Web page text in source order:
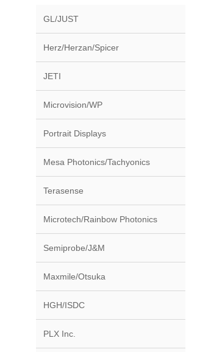
GL/JUST
Herz/Herzan/Spicer
JETI
Microvision/WP
Portrait Displays
Mesa Photonics/Tachyonics
Terasense
Microtech/Rainbow Photonics
Semiprobe/J&M
Maxmile/Otsuka
HGH/ISDC
PLX Inc.